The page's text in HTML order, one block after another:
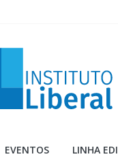
EVENTOS LINHA